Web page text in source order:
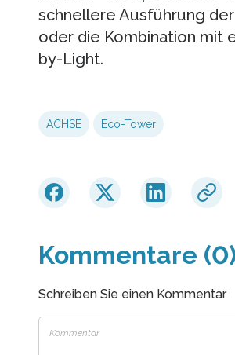
schnellere Ausführung
oder die Kombination mit
by-Light.
ACHSE Eco-Tower
Kommentare
Schreiben Sie einen Kommentar